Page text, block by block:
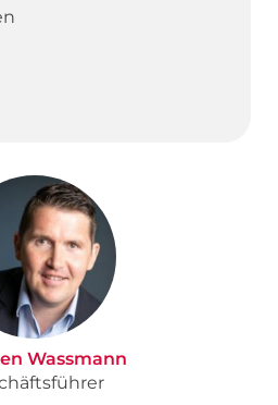
Wassmann